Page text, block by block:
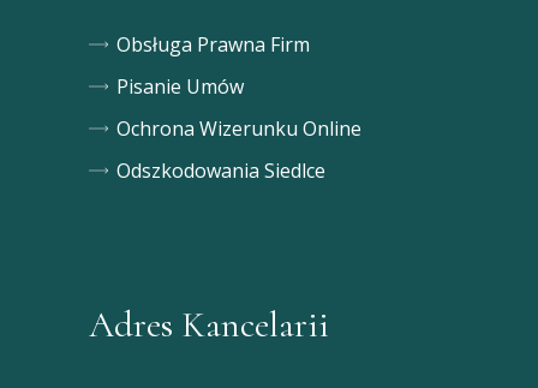
Obsługa Prawna Firm
Pisanie Umów
Ochrona Wizerunku Online
Odszkodowania Siedlce
Adres Kancelarii